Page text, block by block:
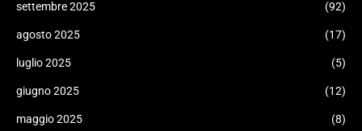
settembre 2025 (92)
agosto 2025 (17)
luglio 2025 (5)
giugno 2025 (12)
maggio 2025 (8)